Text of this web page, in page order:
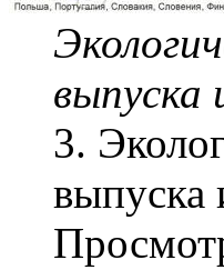
выпуска
3.
выпуска